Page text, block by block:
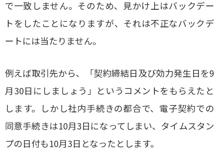
で一致しません。そのため、見かけ上はバックデー
トをしたことになりますが、それは不正なバックデ
ートには当たりません。
例えば取引先から、「契約締結日及び効力発生日を9
月30日にしましょう」というコメントをもらえたと
します。しかし社内手続きの都合で、電子契約での
同意手続きは10月3日になってしまい、タイムスタン
プの日付も10月3日となったとします。